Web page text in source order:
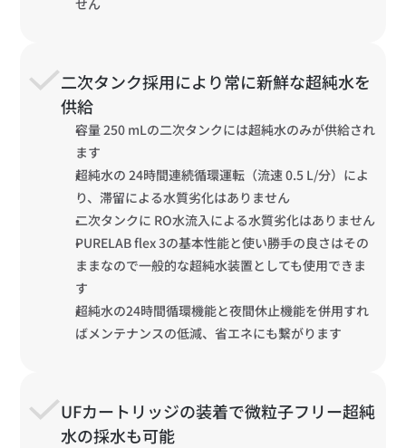
せん
二次タンク採用により常に新鮮な超純水を
供給
容量 250 mLの二次タンクには超純水のみが供給され
ます
超純水の 24時間連続循環運転（流速 0.5 L/分）によ
り、滞留による水質劣化はありません
PURELAB flex 3の基本性能と使い勝手の良さはその
ままなので一般的な超純水装置としても使用できま
す
超純水の24時間循環機能と夜間休止機能を併用すれ
ばメンテナンスの低減、省エネにも繋がります
UFカートリッジの装着で微粒子フリー超純
水の採水も可能